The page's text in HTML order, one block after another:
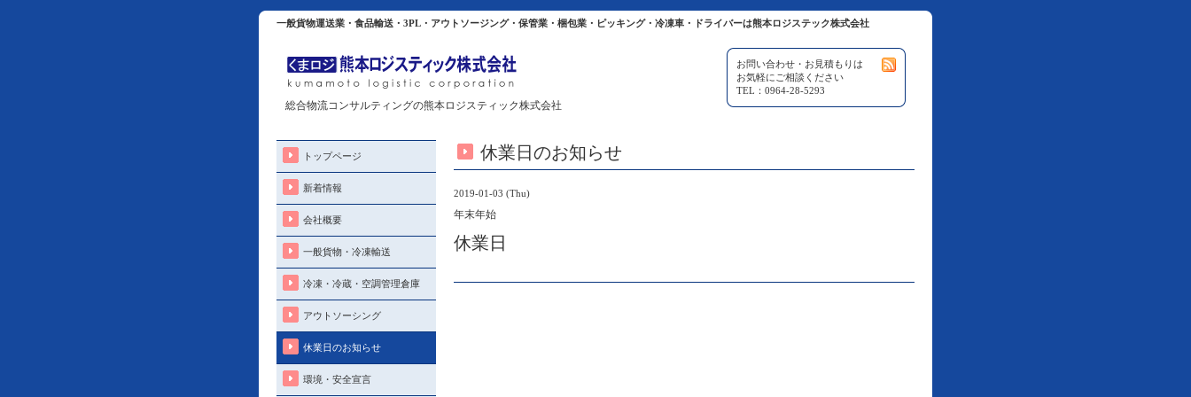
一般貨物運送業・食品輸送・3PL・アウトソージング・保管業・梱包業・ピッキング・冷凍車・ドライバーは熊本ロジステック株式会社
お問い合わせ・お見積もりは
お気軽にご相談ください
TEL：0964-28-5293
総合物流コンサルティングの熊本ロジスティック株式会社
休業日のお知らせ
2019-01-03 (Thu)
年末年始
休業日
トップページ
新着情報
会社概要
一般貨物・冷凍輸送
冷凍・冷蔵・空調管理倉庫
アウトソーシング
休業日のお知らせ
環境・安全宣言